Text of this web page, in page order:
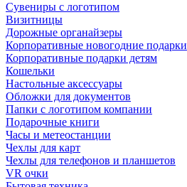
Сувениры с логотипом
Визитницы
Дорожные органайзеры
Корпоративные новогодние подарки
Корпоративные подарки детям
Кошельки
Настольные аксессуары
Обложки для документов
Папки с логотипом компании
Подарочные книги
Часы и метеостанции
Чехлы для карт
Чехлы для телефонов и планшетов
VR очки